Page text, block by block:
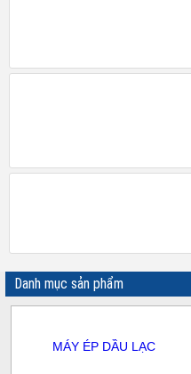
Danh mục sản phẩm
MÁY ÉP DẦU LẠC